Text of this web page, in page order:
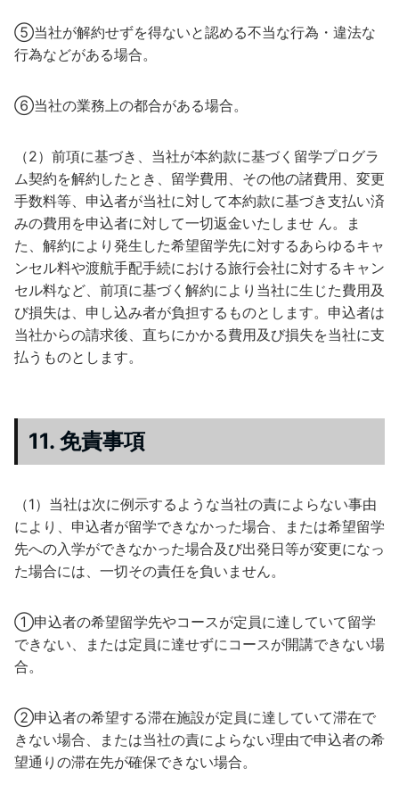
⑤当社が解約せずを得ないと認める不当な行為・違法な
行為などがある場合。
⑥当社の業務上の都合がある場合。
（2）前項に基づき、当社が本約款に基づく留学プログラ
ム契約を解約したとき、留学費用、その他の諸費用、変更
手数料等、申込者が当社に対して本約款に基づき支払い済
みの費用を申込者に対して一切返金いたしませ ん。ま
た、解約により発生した希望留学先に対するあらゆるキャ
ンセル料や渡航手配手続における旅行会社に対するキャン
セル料など、前項に基づく解約により当社に生じた費用及
び損失は、申し込み者が負担するものとします。申込者は
当社からの請求後、直ちにかかる費用及び損失を当社に支
払うものとします。
11. 免責事項
（1）当社は次に例示するような当社の責によらない事由
により、申込者が留学できなかった場合、または希望留学
先への入学ができなかった場合及び出発日等が変更になっ
た場合には、一切その責任を負いません。
①申込者の希望留学先やコースが定員に達していて留学
できない、または定員に達せずにコースが開講できない場
合。
②申込者の希望する滞在施設が定員に達していて滞在で
きない場合、または当社の責によらない理由で申込者の希
望通りの滞在先が確保できない場合。